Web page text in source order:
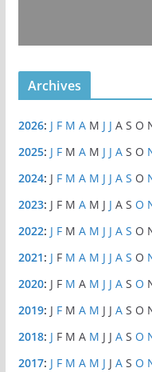
Archives
2026: J F M A M J J A S O
2025: J F M A M J J A S O
2024: J F M A M J J A S O
2023: J F M A M J J A S O
2022: J F M A M J J A S O
2021: J F M A M J J A S O
2020: J F M A M J J A S O
2019: J F M A M J J A S O
2018: J F M A M J J A S O
2017: J F M A M J J A S O